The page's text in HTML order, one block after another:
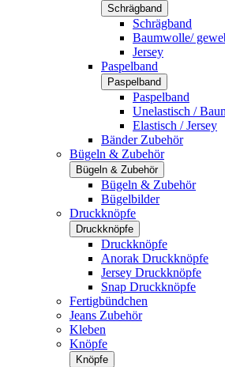
Schrägband
Schrägband
Baumwolle/
Jersey
Paspelband
Paspelband
Paspelband
Unelastisch /
Elastisch / Jersey
Bänder Zubehör
Bügeln & Zubehör
Bügeln & Zubehör
Bügeln & Zubehör
Bügelbilder
Druckknöpfe
Druckknöpfe
Druckknöpfe
Anorak Druckknöpfe
Jersey Druckknöpfe
Snap Druckknöpfe
Fertigbündchen
Jeans Zubehör
Kleben
Knöpfe
Knöpfe